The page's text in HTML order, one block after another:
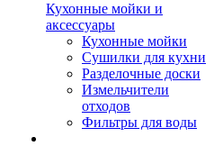
Кухонные мойки и
аксессуары
Кухонные мойки
Сушилки для кухни
Разделочные доски
Измельчители
отходов
Фильтры для воды